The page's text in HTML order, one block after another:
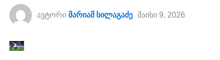
ავტორი მარიამ სილაგაძე მაისი 9, 2026